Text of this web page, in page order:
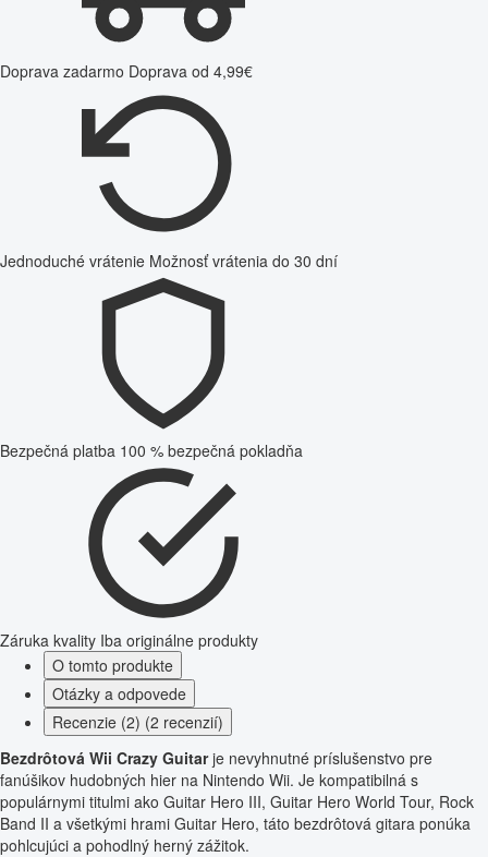
Doprava zadarmo Doprava od 4,99€
Jednoduché vrátenie Možnosť vrátenia do 30 dní
Bezpečná platba 100 % bezpečná pokladňa
Záruka kvality Iba originálne produkty
O tomto produkte
Otázky a odpovede
Recenzie (2) (2 recenzií)
Bezdrôtová Wii Crazy Guitarje nevyhnutné príslušenstvo pre
fanúšikov hudobných hier na Nintendo Wii. Je kompatibilná s
populárnymi titulmi ako Guitar Hero III, Guitar Hero World Tour, Rock
Band II a všetkými hrami Guitar Hero, táto bezdrôtová gitara ponúka
pohlcujúci a pohodlný herný zážitok.